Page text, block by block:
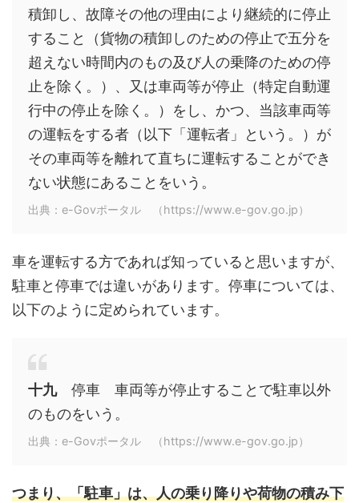
積卸し、故障その他の理由により継続的に停止
すること（貨物の積卸しのための停止で五分を
超えない時間内のもの及び人の乗降のための停
止を除く。）、又は車両等が停止（特定自動運
行中の停止を除く。）をし、かつ、当該車両等
の運転をする者（以下「運転者」という。）が
その車両等を離れて直ちに運転することができ
ない状態にあることをいう。
出典：e-Govポータル （https://www.e-gov.go.jp）
車を運転する方であれば知っていると思いますが、
駐車と停車では違いがあります。停車については、
以下のように定められています。
十九停車 車両等が停止することで駐車以外
のものをいう。
出典：e-Govポータル （https://www.e-gov.go.jp）
つまり、「駐車」は、人の乗り降りや荷物の積み下